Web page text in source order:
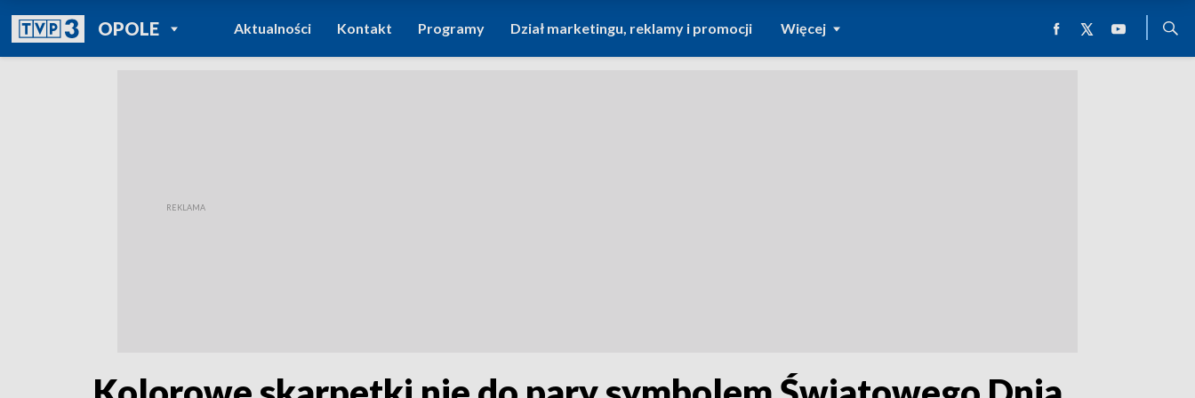
OPOLEPOWRÓT DO
TVP REGIONY
Aktualności Kontakt Programy Dział marketingu, reklamy i promocji Więcej